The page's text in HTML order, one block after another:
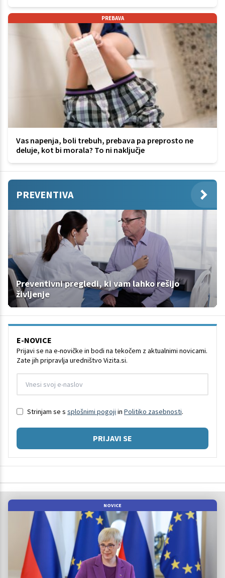
PREBAVA
Vas napenja, boli trebuh, prebava pa preprosto ne
deluje, kot bi morala? To ni naključje
PREVENTIVA
Preventivni pregledi, ki vam lahko rešijo
življenje
E-NOVICE
Prijavi se na e-novičke in bodi na tekočem z aktualnimi novicami.
Zate jih pripravlja uredništvo Vizita.si.
Strinjam se s splošnimi pogoji in Politiko zasebnosti.
PRIJAVI SE
NOVICE